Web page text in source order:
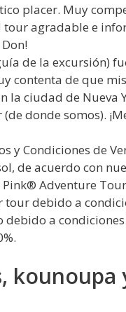
placer. Muy
agradable e
de la excursión)
contenta de que
la ciudad de Nueva
donde somos).
y Condiciones de
de acuerdo con
Adventure
debido a
a
kounoupa